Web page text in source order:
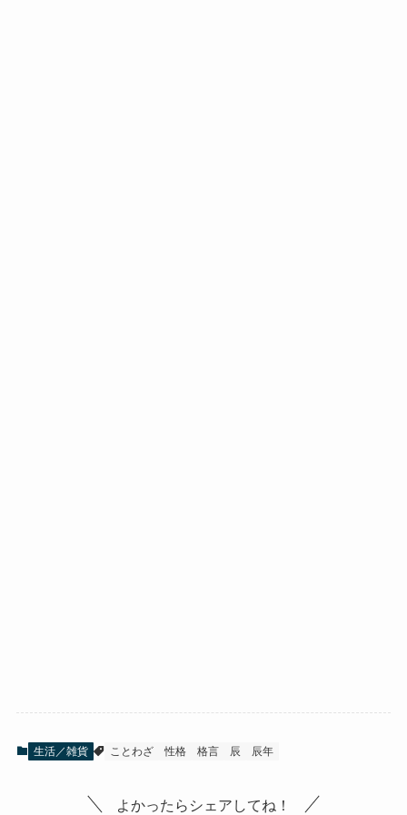
生活／雑貨 ことわざ 性格 格言 辰 辰年
よかったらシェアしてね！